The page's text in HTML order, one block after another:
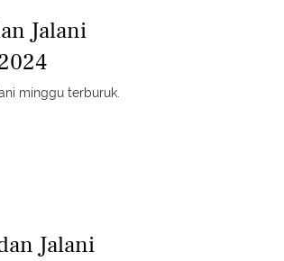
Jalani
minggu terburuk.
Jalani